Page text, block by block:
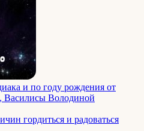
и по году рождения от
Василисы Володиной
гордиться и радоваться